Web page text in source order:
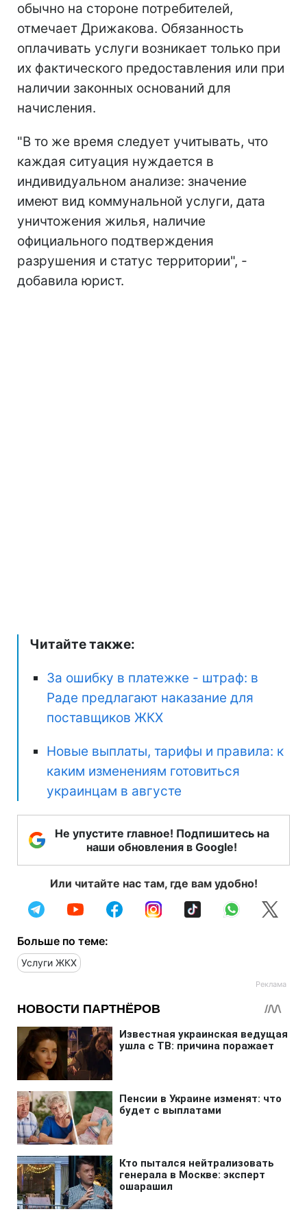
обычно на стороне потребителей,
отмечает Дрижакова. Обязанность
оплачивать услуги возникает только при
их фактического предоставления или при
наличии законных оснований для
начисления.
"В то же время следует учитывать, что
каждая ситуация нуждается в
индивидуальном анализе: значение
имеют вид коммунальной услуги, дата
уничтожения жилья, наличие
официального подтверждения
разрушения и статус территории", -
добавила юрист.
Читайте также:
За ошибку в платежке - штраф: в
Раде предлагают наказание для
поставщиков ЖКХ
Новые выплаты, тарифы и правила: к
каким изменениям готовиться
украинцам в августе
Не упустите главное! Подпишитесь на
наши обновления в Google!
Или читайте нас там, где вам удобно!
Больше по теме:
Услуги ЖКХ